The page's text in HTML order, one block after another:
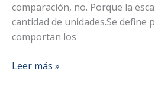
comparación, no. Porque la
cantidad de unidades.Se define
comportan los
Gestionar
Leer más »